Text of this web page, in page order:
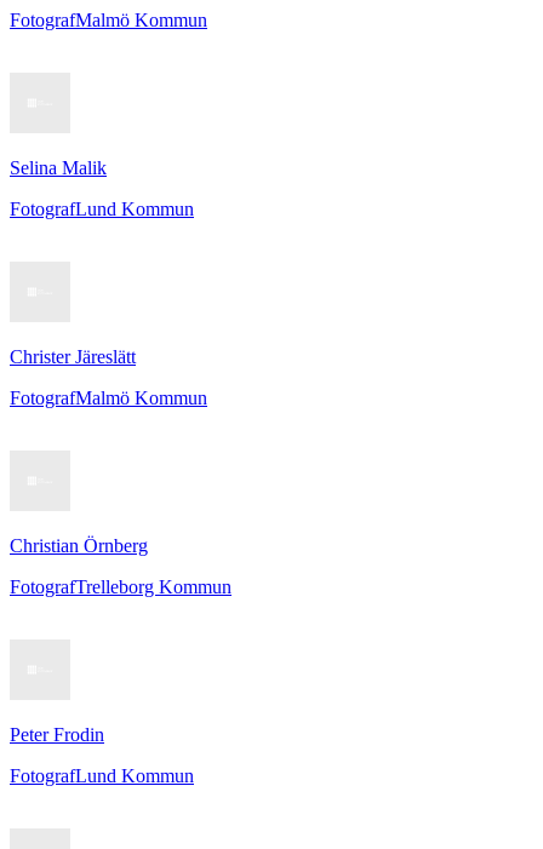
FotografMalmö Kommun
Selina Malik
FotografLund Kommun
Christer Järeslätt
FotografMalmö Kommun
Christian Örnberg
FotografTrelleborg Kommun
Peter Frodin
FotografLund Kommun